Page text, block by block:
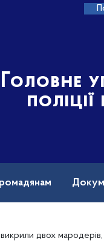
Головне
мародерів, які обікрали АЗС та поцупили